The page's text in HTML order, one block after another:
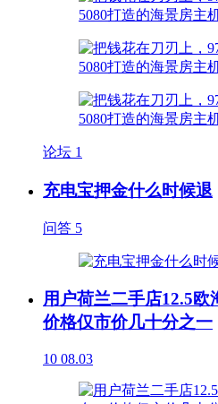
论坛 1
充电宝押金什么时候退
问答 5
用户荷兰二手店12.5欧
价格仅市价几十分之一
10 08.03